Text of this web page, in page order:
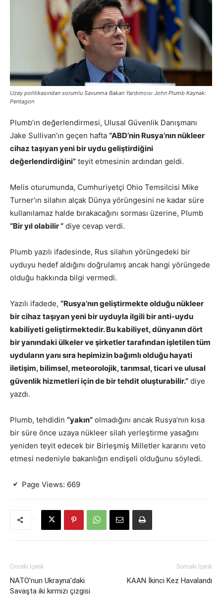
Uzay politikasından sorumlu Savunma Bakan Yardımcısı John Plumb Kaynak:
Pentagon
Plumb’ın değerlendirmesi, Ulusal Güvenlik Danışmanı
Jake Sullivan’ın geçen hafta “ABD’nin Rusya’nın nükleer
cihaz taşıyan yeni bir uydu geliştirdiğini
değerlendirdiğini” teyit etmesinin ardından geldi.
Melis oturumunda, Cumhuriyetçi Ohio Temsilcisi Mike
Turner’ın silahın alçak Dünya yörüngesini ne kadar süre
kullanılamaz halde bırakacağını sorması üzerine, Plumb
“Bir yıl olabilir “ diye cevap verdi.
Plumb yazılı ifadesinde, Rus silahın yörüngedeki bir
uyduyu hedef aldığını doğrulamış ancak hangi yörüngede
olduğu hakkında bilgi vermedi.
Yazılı ifadede, “Rusya’nın geliştirmekte olduğu nükleer
bir cihaz taşıyan yeni bir uyduyla ilgili bir anti-uydu
kabiliyeti geliştirmektedir. Bu kabiliyet, dünyanın dört
bir yanındaki ülkeler ve şirketler tarafından işletilen tüm
uyduların yanı sıra hepimizin bağımlı olduğu hayati
iletişim, bilimsel, meteorolojik, tarımsal, ticari ve ulusal
güvenlik hizmetleri için de bir tehdit oluşturabilir.” diye
yazdı.
Plumb, tehdidin “yakın” olmadığını ancak Rusya’nın kısa
bir süre önce uzaya nükleer silah yerleştirme yasağını
yeniden teyit edecek bir Birleşmiş Milletler kararını veto
etmesi nedeniyle bakanlığın endişeli olduğunu söyledi.
Page Views: 669
Önceki İçerik
NATO’nun Ukrayna’daki
Savaşta iki kırmızı çizgisi
Sonraki İçerik
KAAN İkinci Kez Havalandı